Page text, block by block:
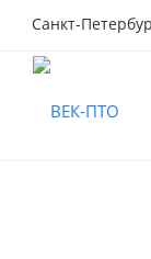
Санкт-